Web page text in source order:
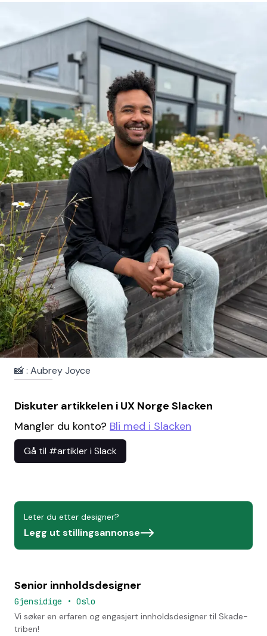
📸 : Aubrey Joyce
Diskuter artikkelen i UX Norge Slacken
Mangler du konto? Bli med i Slacken
Gå til #artikler i Slack
Leter du etter designer?
Legg ut stillingsannonse
Senior innholdsdesigner
Gjensidige • Oslo
Vi søker en erfaren og engasjert innholdsdesigner til Skade-
triben!